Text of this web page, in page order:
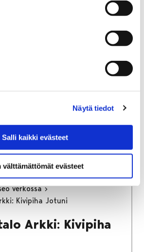
Näytä tiedot
Salli kaikki evästeet
välttämättömät evästeet
Museon
verkossa
Kivipiha Jotuni
Arkki: Kivipiha